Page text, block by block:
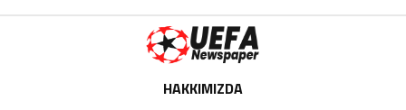
SARATOV’DA AÇILDI
HAKKIMIZDA